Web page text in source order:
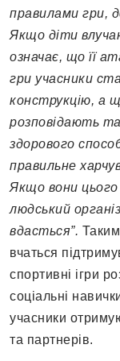
правилами гри,
Якщо діти
означає, що її
гри учасники
конструкцію, а
розповідають та
здорового
правильне
Якщо вони
людський
вдасться”.
вчаться
спортивні ігри
соціальні
учасники
та партнерів.